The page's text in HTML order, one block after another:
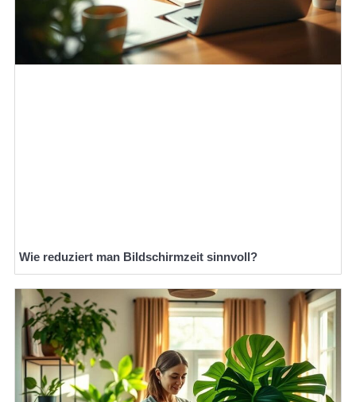
Wie reduziert man Bildschirmzeit sinnvoll?